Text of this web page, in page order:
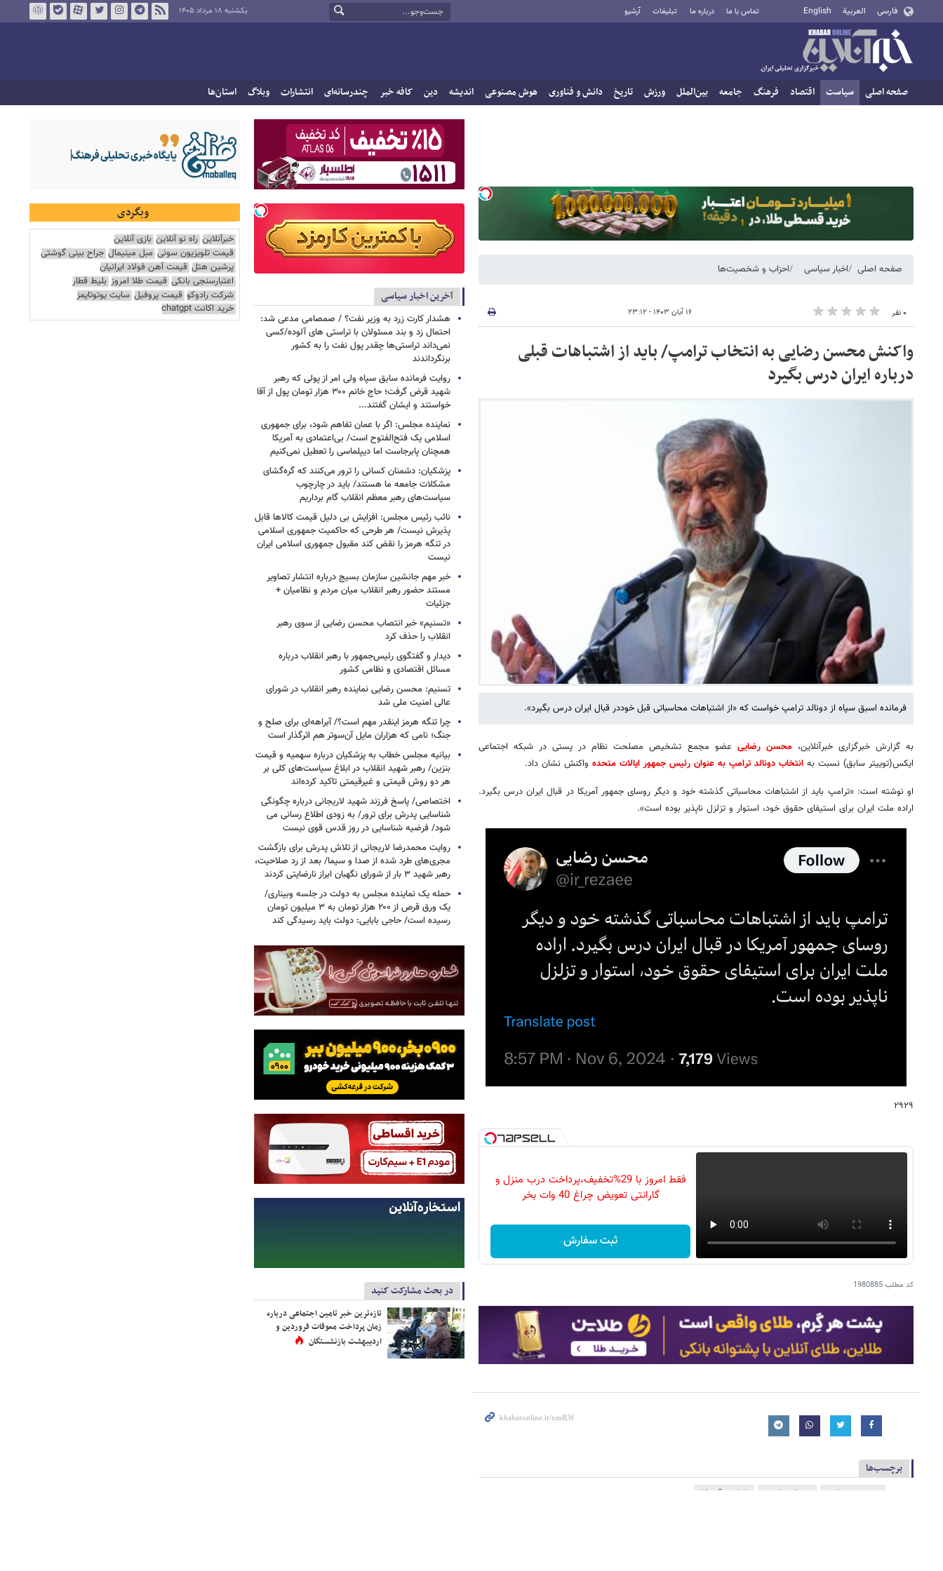
فارسی العربية English تماس با ما درباره ما تبلیغات آرشیو یکشنبه ۱۸ مرداد ۱۴۰۵
صفحه اصلی سیاست اقتصاد فرهنگ جامعه بین‌الملل ورزش تاریخ دانش و فناوری هوش مصنوعی اندیشه دین کافه خبر چندرسانه‌ای انتشارات وبلاگ استان‌ها
صفحه اصلی اخبار سیاسی احزاب و شخصیت‌ها
۰ نفر ۱۶ آبان ۱۴۰۳ - ۲۳:۱۲
واکنش محسن رضایی به انتخاب ترامپ/ باید از اشتباهات قبلی
درباره ایران درس بگیرد
فرمانده اسبق سپاه از دونالد ترامپ خواست که «از اشتباهات محاسباتی قبل خوددر قبال ایران درس بگیرد».
به گزارش خبرگزاری خبرآنلاین،محسن رضایی عضو مجمع تشخیص مصلحت نظام در پستی در شبکه اجتماعی
ایکس(توییتر سابق) نسبت به انتخاب دونالد ترامپ به عنوان رئیس جمهور ایالات متحده واکنش نشان داد.
او نوشته است: «ترامپ باید از اشتباهات محاسباتی گذشته خود و دیگر روسای جمهور آمریکا در قبال ایران درس بگیرد.
اراده ملت ایران برای استیفای حقوق خود، استوار و تزلزل ناپذیر بوده است».
۲۹۲۹
فقط امروز با 29%تخفیف،پرداخت درب منزل و
گارانتی تعویض چراغ 40 وات بخر
ثبت سفارش
کد مطلب1980885
برچسب‌ها
محسن رضایی دونالد ترامپ ایران و آمریکا
آخرین اخبار سیاسی
هشدار کارت زرد به وزیر نفت؟ / صمصامی مدعی شد:
احتمال زد و بند مسئولان با تراستی های آلوده/کسی
نمی‌داند تراستی‌ها چقدر پول نفت را به کشور
برنگرداندند
روایت فرمانده سابق سپاه ولی امر از پولی که رهبر
شهید قرض گرفت؛ حاج خانم ۳۰۰ هزار تومان پول از آقا
خواستند و ایشان گفتند...
نماینده مجلس: اگر با عمان تفاهم شود، برای جمهوری
اسلامی یک فتح‌الفتوح است/ بی‌اعتمادی به آمریکا
همچنان پابرجاست اما دیپلماسی را تعطیل نمی‌کنیم
پزشکیان: دشمنان کسانی را ترور می‌کنند که گره‌گشای
مشکلات جامعه ما هستند/ باید در چارچوب
سیاست‌های رهبر معظم انقلاب گام برداریم
نائب رئیس مجلس: افزایش بی دلیل قیمت کالاها قابل
پذیرش نیست/ هر طرحی که حاکمیت جمهوری اسلامی
در تنگه هرمز را نقض کند مقبول جمهوری اسلامی ایران
نیست
خبر مهم جانشین سازمان بسیج درباره انتشار تصاویر
مستند حضور رهبر انقلاب میان مردم و نظامیان +
جزئیات
«تسنیم» خبر انتصاب محسن رضایی از سوی رهبر
انقلاب را حذف کرد
دیدار و گفتگوی رئیس‌جمهور با رهبر انقلاب درباره
مسائل اقتصادی و نظامی کشور
تسنیم: محسن رضایی نماینده رهبر انقلاب در شورای
عالی امنیت ملی شد
چرا تنگه هرمز اینقدر مهم است؟/ آبراهه‌ای برای صلح و
جنگ؛ نامی که هزاران مایل آن‌سوتر هم اثرگذار است
بیانیه مجلس خطاب به پزشکیان درباره سهمیه و قیمت
بنزین/ رهبر شهید انقلاب در ابلاغ سیاست‌های کلی بر
هر دو روش قیمتی و غیرقیمتی تاکید کرده‌اند
اختصاصی/ پاسخ فرزند شهید لاریجانی درباره چگونگی
شناسایی پدرش برای ترور/ به زودی اطلاع رسانی می
شود/ فرضیه شناسایی در روز قدس قوی نیست
روایت محمدرضا لاریجانی از تلاش پدرش برای بازگشت
مجری‌های طرد شده از صدا و سیما/ بعد از رد صلاحیت،
رهبر شهید ۳ بار از شورای نگهبان ابراز نارضایتی کردند
حمله یک نماینده مجلس به دولت در جلسه وبیناری/
یک ورق قرص از ۲۰۰ هزار تومان به ۳ میلیون تومان
رسیده است/ حاجی بابایی: دولت باید رسیدگی کند
در بحث مشارکت کنید
تازه‌ترین خبر تامین اجتماعی درباره
زمان پرداخت معوقات فروردین و
اردیبهشت بازنشستگان
وبگردی
خبرآنلاین راه نو آنلاین بازی آنلاین
قیمت تلویزیون سونی مبل مینیمال جراح بینی گوشتی
پرشین هتل قیمت آهن فولاد ایرانیان
اعتبارسنجی بانکی قیمت طلا امروز بلیط قطار
شرکت رادوکو قیمت پروفیل سایت یوتوتایمز
خرید اکانت chatgpt